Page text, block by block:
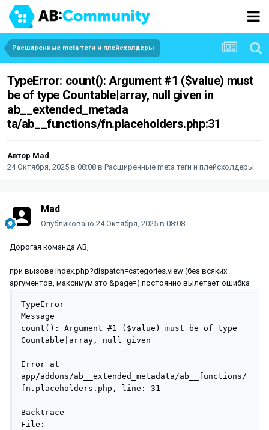
Расширенные meta теги и плейсхолдеры
TypeError: count(): Argument #1 ($value) must
be of type Countable|array, null given in
ab__extended_metada
ta/ab__functions/fn.placeholders.php:31
Автор Mad
24 Октября, 2025 в 08:08 в Расширенные meta теги и плейсхолдеры
Mad
Опубликовано 24 Октября, 2025 в 08:08
Дорогая команда AB,
при вызове index.php?dispatch=categories.view (без всяких
аргументов, максимум это &page=) постоянно вылетает ошибка
TypeError
Message
count(): Argument #1 ($value) must be of type
Countable|array, null given
Error at
app/addons/ab__extended_metadata/ab__functions/
fn.placeholders.php, line: 31
Backtrace
File: